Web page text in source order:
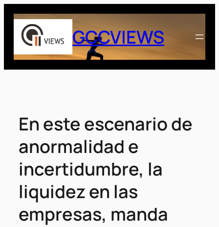
Saltar
contenido
GCCVIEWS
En este escenario de
anormalidad e
incertidumbre, la
liquidez en las
empresas, manda